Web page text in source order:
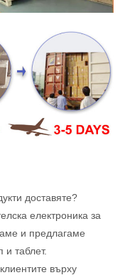
доставяте?
електроника за
и предлагаме
и таблет.
върху